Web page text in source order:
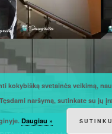
kokybišką svetainės veikimą,
naršymą, sutinkate su jų
Daugiau » SUTINKU